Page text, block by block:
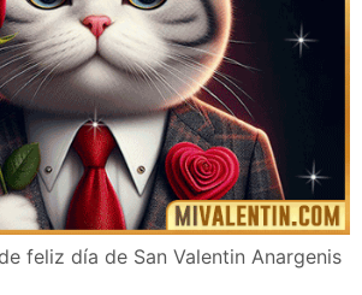
feliz día de San Valentin Anargenis